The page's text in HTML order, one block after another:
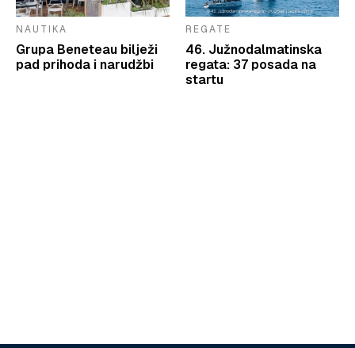
NAUTIKA
Grupa Beneteau bilježi
pad prihoda i narudžbi
REGATE
46. Južnodalmatinska
regata: 37 posada na
startu